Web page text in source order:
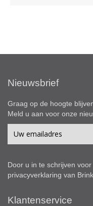
Nieuwsbrief
Graag op de hoogte
Meld u aan voor onze
Door u in te schrijven
privacyverklaring van Brink.
Klantenservice